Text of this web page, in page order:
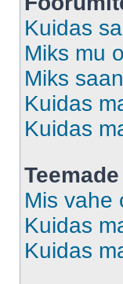
Kuidas
Miks mu
Miks
Kuidas
Kuidas
Mis vahe
Kuidas
Kuidas